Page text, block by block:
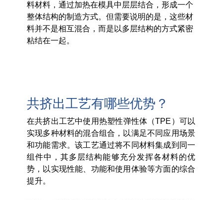
关于我们
招贤纳士
公司
料材料，通过加热在模具中层层结合，形成一个
整体结构的制造方式。但需要说明的是，这些材
料并不是相互混合，而是以多层结构的方式紧密
粘结在一起。
共挤出工艺有哪些优势？
在共挤出工艺中使用热塑性弹性体（TPE）可以
实现多种材料的混合组合，以满足不同应用场景
和功能需求。该工艺通过将不同材料集成到同一
组件中，其多层结构能够充分发挥各材料的优
势，以实现性能、功能和使用体验等方面的综合
提升。